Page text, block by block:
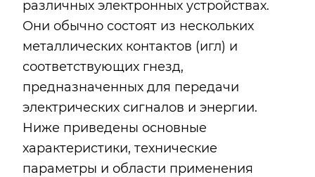
различных электронных устройствах.
Они обычно состоят из нескольких
металлических контактов (игл) и
соответствующих гнезд,
предназначенных для передачи
электрических сигналов и энергии.
Ниже приведены основные
характеристики, технические
параметры и области применения